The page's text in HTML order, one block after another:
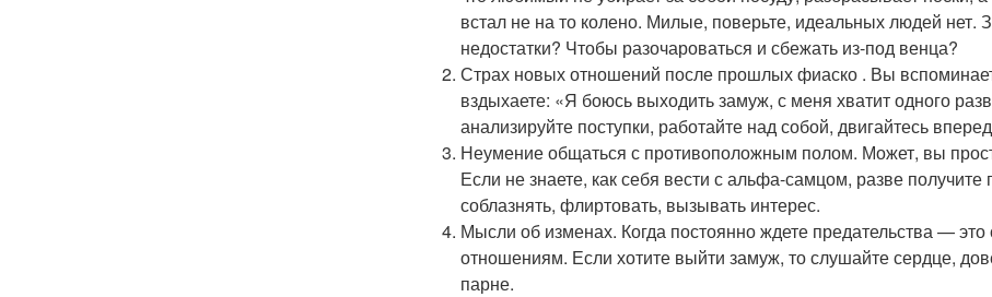
встал не на то колено. Милые, поверьте, идеальных людей нет.
недостатки? Чтобы разочароваться и сбежать из-под венца?
Страх новых отношений после прошлых фиаско . Вы
вздыхаете: «Я боюсь выходить замуж, с меня хватит одного
анализируйте поступки, работайте над собой, двигайтесь
Неумение общаться с противоположным полом. Может, вы
Если не знаете, как себя вести с альфа-самцом, разве
соблазнять, флиртовать, вызывать интерес.
Мысли об изменах. Когда постоянно ждете предательства —
отношениям. Если хотите выйти замуж, то слушайте сердце,
парне.